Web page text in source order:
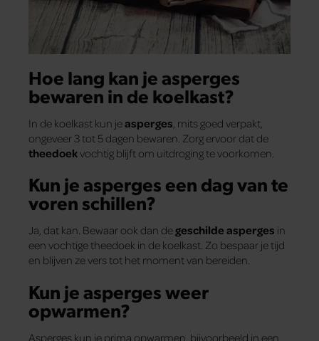
Hoe lang kan je asperges
bewaren in de koelkast?
In de koelkast kun jeasperges, mits goed verpakt,
ongeveer 3 tot 5 dagen bewaren. Zorg ervoor dat de
theedoekvochtig blijft om uitdroging te voorkomen.
Kun je asperges een dag van te
voren schillen?
Ja, dat kan. Bewaar ook dan degeschilde asperges in
een vochtige theedoek in de koelkast. Zo bespaar je tijd
en blijven ze vers tot het moment van bereiden.
Kun je asperges weer
opwarmen?
Asperges kun je prima opwarmen, bijvoorbeeld in een